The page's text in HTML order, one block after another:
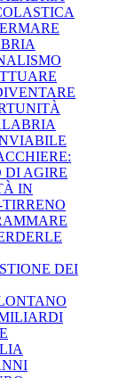
DI AGIRE
IN
DEI